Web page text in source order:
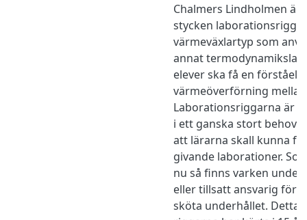
Chalmers Lindholmen är
stycken
värmeväxlartyp som
annat
elever ska få en
värmeöverförning
Laborationsriggarna är
i ett ganska stort behov
att lärarna skall kunna
givande laborationer.
nu så finns varken
eller tillsatt ansvarig för
sköta underhållet. Detta